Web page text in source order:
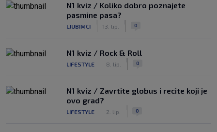
N1 kviz / Koliko dobro poznajete
pasmine pasa?
LJUBIMCI 13. lip. 0
N1 kviz / Rock & Roll
LIFESTYLE 8. lip. 0
N1 kviz / Zavrtite globus i recite koji je
ovo grad?
LIFESTYLE 2. lip. 0